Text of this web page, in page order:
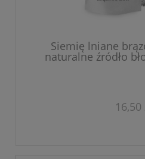
Siemię lniane
naturalne źródło
16,50